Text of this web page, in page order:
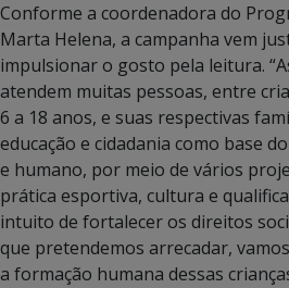
Conforme a coordenadora do
Marta Helena, a campanha vem
impulsionar o gosto pela leitura.
atendem muitas pessoas, entre
6 a 18 anos, e suas respectivas
educação e cidadania como base
e humano, por meio de vários
prática esportiva, cultura e
intuito de fortalecer os direitos
que pretendemos arrecadar,
a formação humana dessas